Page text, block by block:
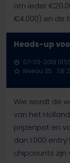
om ieder
€4.000) en de
Heads-up
07-03-2019
Niveau 35
SB
Wie wordt de
van het
prijzenpot en
dan 1.000
chipcounts zijn